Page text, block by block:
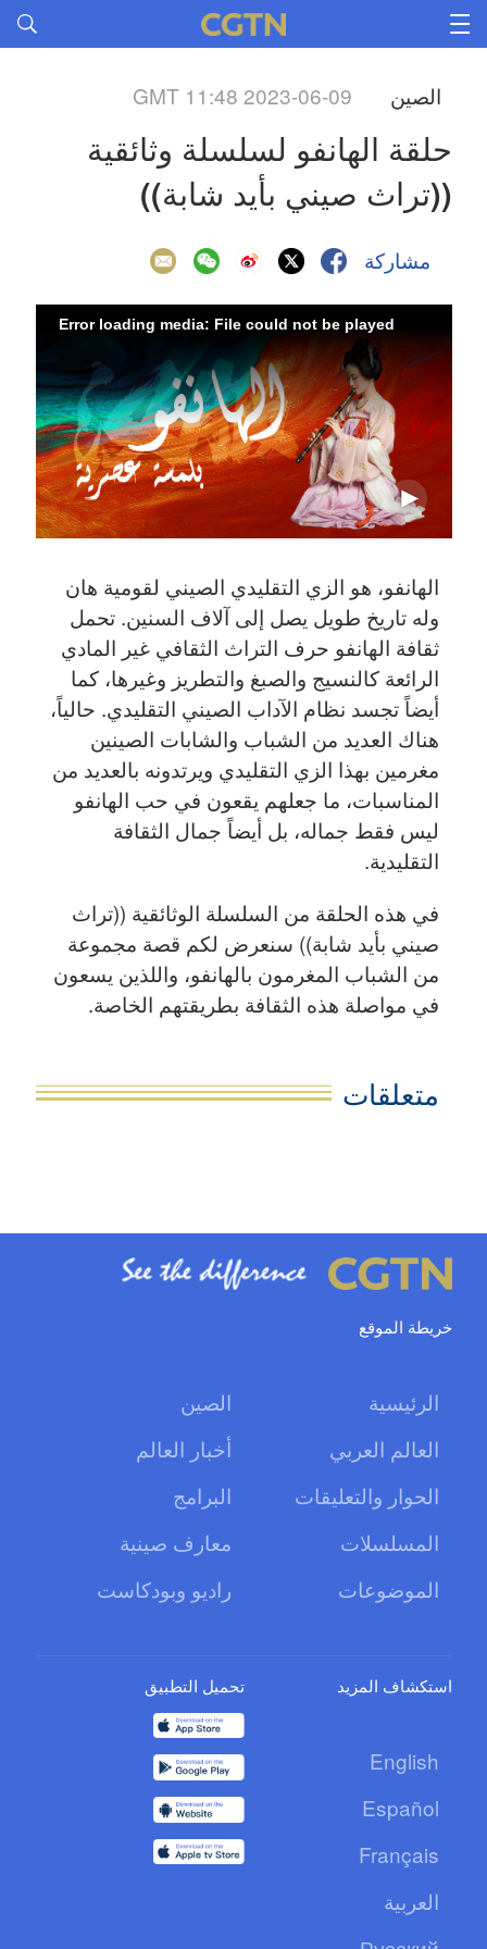
الصين GMT 11:48 2023-06-09
((تراث صيني بأيد شابة))
مشاركة
Error loading media: File could not be played
الهانفو، هو الزي التقليدي الصيني لقومية هان
وله تاريخ طويل يصل إلى آلاف السنين. تحمل
ثقافة الهانفو حرف التراث الثقافي غير المادي
الرائعة كالنسيج والصبغ والتطريز وغيرها، كما
أيضاً تجسد نظام الآداب الصيني التقليدي. حالياً،
هناك العديد من الشباب والشابات الصينين
مغرمين بهذا الزي التقليدي ويرتدونه بالعديد من
المناسبات، ما جعلهم يقعون في حب الهانفو
ليس فقط جماله، بل أيضاً جمال الثقافة
التقليدية.
في هذه الحلقة من السلسلة الوثائقية ((تراث
صيني بأيد شابة)) سنعرض لكم قصة مجموعة
من الشباب المغرمون بالهانفو، واللذين يسعون
في مواصلة هذه الثقافة بطريقتهم الخاصة.
متعلقات
خريطة الموقع
الرئيسية
الصين
العالم العربي
أخبار العالم
الحوار والتعليقات
البرامج
المسلسلات
معارف صينية
الموضوعات
راديو وبودكاست
استكشاف المزيد
English
Español
Français
العربية
تحميل التطبيق